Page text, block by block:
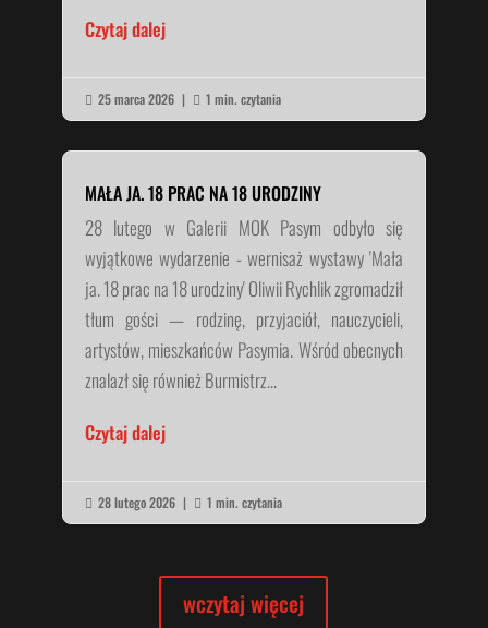
Czytaj dalej
 25 marca 2026 |  1 min. czytania
MAŁA JA. 18 PRAC NA 18 URODZINY
28 lutego w Galerii MOK Pasym odbyło się
wyjątkowe wydarzenie - wernisaż wystawy 'Mała
ja. 18 prac na 18 urodziny' Oliwii Rychlik zgromadził
tłum gości — rodzinę, przyjaciół, nauczycieli,
artystów, mieszkańców Pasymia. Wśród obecnych
znalazł się również Burmistrz...
Czytaj dalej
 28 lutego 2026 |  1 min. czytania
wczytaj więcej